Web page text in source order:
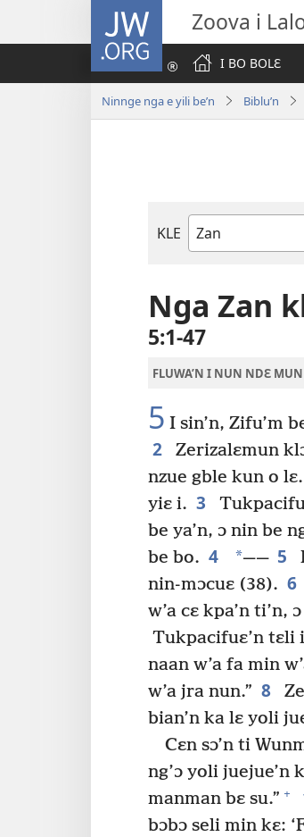
JW.ORG Zoova i
I BO BOLƐ
Ninnge nga e yili be’n Biblu’n
KLE
Biblu'n
Nga Zan
5:1-47
FLUWA’N I NUN NDƐ MUN
5 I sin’n, Zifu’m
2 Zerizalɛmun
nzue gble kun o
yiɛ i. 3
be ya’n, ɔ nin be
be bo. 4 *—— 5
nin-mɔcuɛ (38). 6
w’a cɛ kpa’n ti’n,
Tukpacifuɛ’n tɛli
naan w’a fa min
w’a jra nun.” 8
bian’n ka lɛ yoli
Cɛn sɔ’n ti
ng’ɔ yoli juejue’n
manman bɛ su.” +
bɔbɔ seli min kɛ: